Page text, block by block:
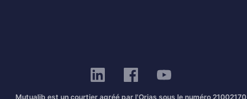
Mutualib est un courtier agréé par l'Orias sous le numéro 21002170